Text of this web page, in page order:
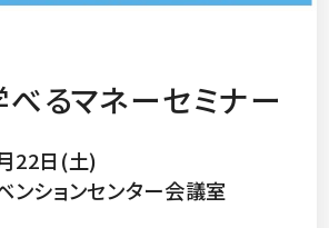
べるマネーセミナー
22日(土)
ンションセンター会議室